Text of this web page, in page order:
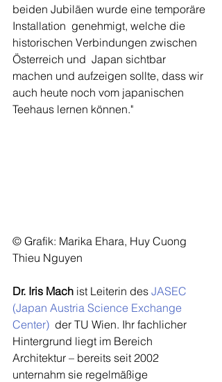
beiden Jubiläen wurde eine temporäre
Installation  genehmigt, welche die
historischen Verbindungen zwischen
Österreich und  Japan sichtbar
machen und aufzeigen sollte, dass wir
auch heute noch vom japanischen
Teehaus lernen können."
© Grafik: Marika Ehara, Huy Cuong
Thieu Nguyen
Dr. Iris Mach ist Leiterin des JASEC
(Japan Austria Science Exchange
Center)
  der TU Wien. Ihr fachlicher
Hintergrund liegt im Bereich
Architektur – bereits seit 2002
unternahm sie regelmäßige